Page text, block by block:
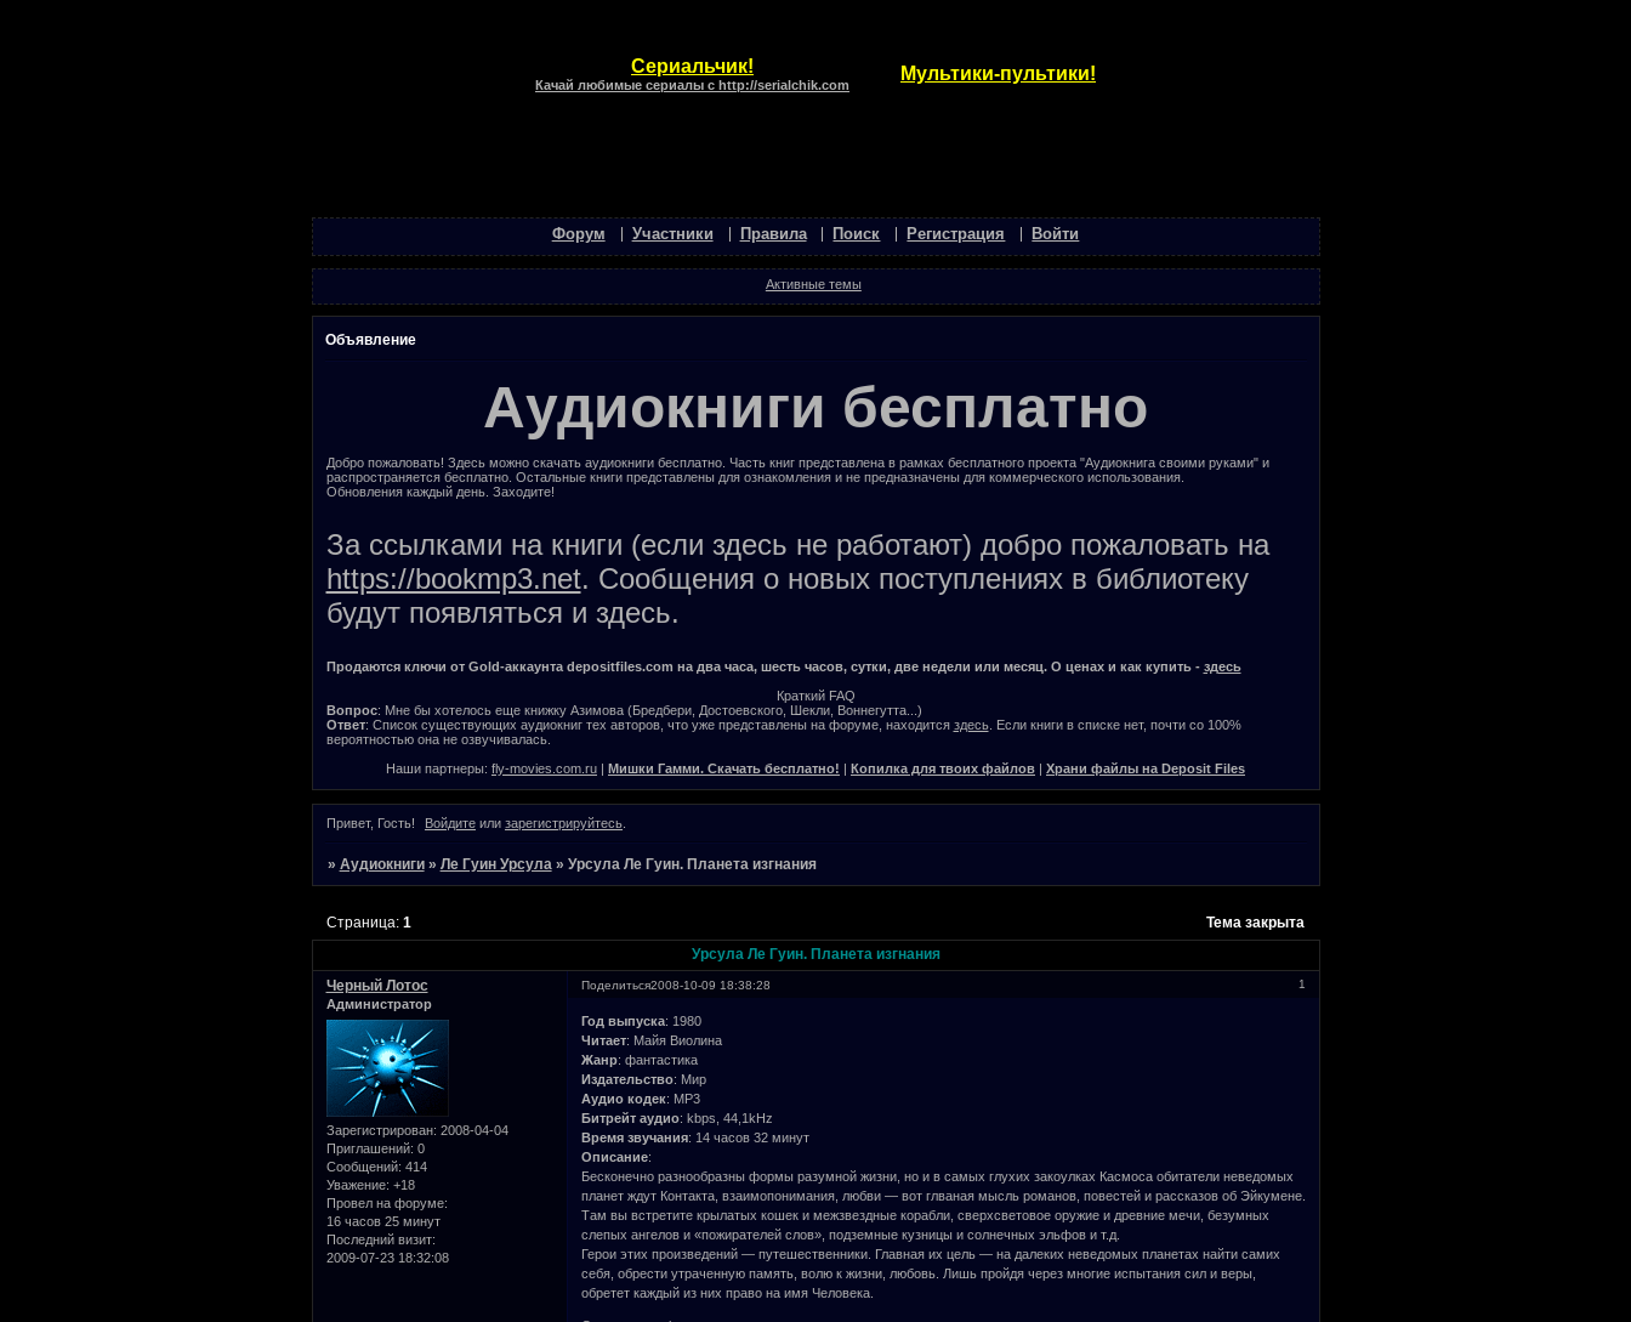
Сериальчик!
Качай любимые сериалы с http://serialchik.com
Мультики-пультики!
Форум Участники Правила Поиск Регистрация Войти
Активные темы
Объявление
Аудиокниги бесплатно
Добро пожаловать! Здесь можно скачать аудиокниги бесплатно. Часть книг представлена в рамках бесплатного проекта "Аудиокнига своими руками" и
распространяется бесплатно. Остальные книги представлены для ознакомления и не предназначены для коммерческого использования.
Обновления каждый день. Заходите!
За ссылками на книги (если здесь не работают) добро пожаловать на
https://bookmp3.net. Сообщения о новых поступлениях в библиотеку
будут появляться и здесь.
Продаются ключи от Gold-аккаунта depositfiles.com на два часа, шесть часов, сутки, две недели или месяц. О ценах и как купить - здесь
Краткий FAQ
Вопрос: Мне бы хотелось еще книжку Азимова (Бредбери, Достоевского, Шекли, Воннегутта...)
Ответ: Список существующих аудиокниг тех авторов, что уже представлены на форуме, находится здесь. Если книги в списке нет, почти со 100%
вероятностью она не озвучивалась.
Наши партнеры: fly-movies.com.ru Мишки Гамми. Скачать бесплатно! Копилка для твоих файлов Храни файлы на Deposit Files
Привет, Гость! Войдите или зарегистрируйтесь
» Аудиокниги » Ле Гуин Урсула » Урсула Ле Гуин. Планета изгнания
Урсула Ле Гуин. Планета изгнания
Страница: 1 Тема закрыта
Поделиться 1
2008-10-09 18:38:28
Черный Лотос
Администратор
Зарегистрирован: 2008-04-04
Приглашений: 0
Сообщений: 414
Уважение: +18
Провел на форуме:
16 часов 25 минут
Последний визит:
2009-07-23 18:32:08
Год выпуска: 1980
Читает: Майя Виолина
Жанр: фантастика
Издательство: Мир
Аудио кодек: MP3
Битрейт аудио: kbps, 44,1kHz
Время звучания: 14 часов 32 минут
Описание:
Бесконечно разнообразны формы разумной жизни, но и в самых глухих закоулках Касмоса обитатели неведомых
планет ждут Контакта, взаимопонимания, любви — вот глваная мысль романов, повестей и рассказов об Эйкумене.
Там вы встретите крылатых кошек и межзвездные корабли, сверхсветовое оружие и древние мечи, безумных
слепых ангелов и «пожирателей слов», подземные кузницы и солнечных эльфов и т.д.
Герои этих произведений — путешественники. Главная их цель — на далеких неведомых планетах найти самих
себя, обрести утраченную память, волю к жизни, любовь. Лишь пройдя через многие испытания сил и веры,
обретет каждый из них право на имя Человека.